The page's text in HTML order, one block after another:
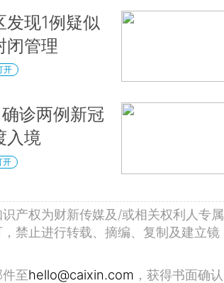
发现1例疑似
闭管理
开
诊两例新冠
入境
开
产权为财新传媒及/或相关权利人专属
禁止进行转载、摘编、复制及建立镜
至hello@caixin.com ，获得书面确认